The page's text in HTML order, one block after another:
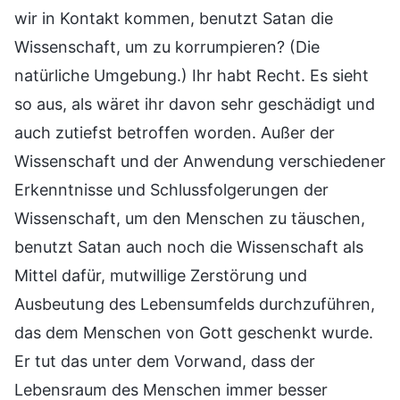
wir in Kontakt kommen, benutzt Satan die
Wissenschaft, um zu korrumpieren? (Die
natürliche Umgebung.) Ihr habt Recht. Es sieht
so aus, als wäret ihr davon sehr geschädigt und
auch zutiefst betroffen worden. Außer der
Wissenschaft und der Anwendung verschiedener
Erkenntnisse und Schlussfolgerungen der
Wissenschaft, um den Menschen zu täuschen,
benutzt Satan auch noch die Wissenschaft als
Mittel dafür, mutwillige Zerstörung und
Ausbeutung des Lebensumfelds durchzuführen,
das dem Menschen von Gott geschenkt wurde.
Er tut das unter dem Vorwand, dass der
Lebensraum des Menschen immer besser